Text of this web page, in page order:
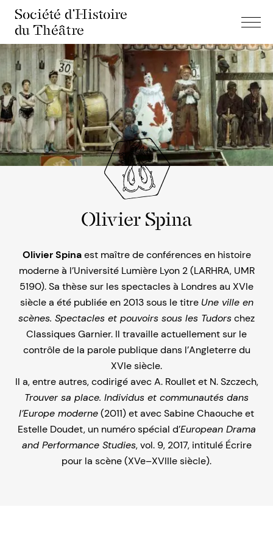
Société d'Histoire
du Théâtre
Olivier Spina
Olivier Spinaest maître de conférences en histoire
moderne à l’Université Lumière Lyon 2 (LARHRA, UMR
5190). Sa thèse sur les spectacles à Londres au XVIe
siècle a été publiée en 2013 sous le titre Une ville en
scènes. Spectacles et pouvoirs sous les Tudorschez
Classiques Garnier. Il travaille actuellement sur le
contrôle de la parole publique dans l’Angleterre du
XVIe siècle.
Il a, entre autres, codirigé avec A. Roullet et N. Szczech,
Trouver sa place. Individus et communautés dans
l’Europe moderne(2011) et avec Sabine Chaouche et
Estelle Doudet, un numéro spécial d’European Drama
and Performance Studies, vol. 9, 2017, intitulé Écrire
pour la scène (XVe–XVIIIe siècle).